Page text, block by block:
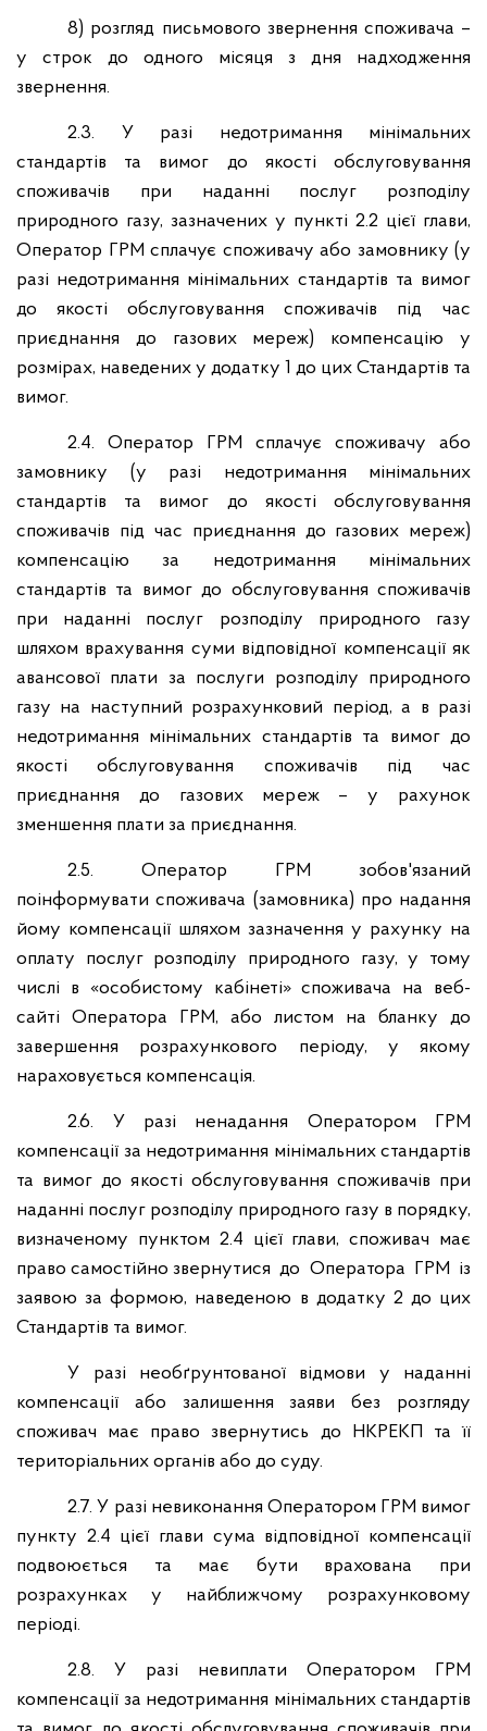
8) розгляд письмового звернення споживача –
у строк до одного місяця з дня надходження
звернення.
2.3. У разі недотримання мінімальних
стандартів та вимог до якості обслуговування
споживачів при наданні послуг розподілу
природного газу, зазначених у пункті 2.2 цієї глави,
Оператор ГРМ сплачує споживачу або замовнику (у
разі недотримання мінімальних стандартів та вимог
до якості обслуговування споживачів під час
приєднання до газових мереж) компенсацію у
розмірах, наведених у додатку 1 до цих Стандартів та
вимог.
2.4. Оператор ГРМ сплачує споживачу або
замовнику (у разі недотримання мінімальних
стандартів та вимог до якості обслуговування
споживачів під час приєднання до газових мереж)
компенсацію за недотримання мінімальних
стандартів та вимог до обслуговування споживачів
при наданні послуг розподілу природного газу
шляхом врахування суми відповідної компенсації як
авансової плати за послуги розподілу природного
газу на наступний розрахунковий період, а в разі
недотримання мінімальних стандартів та вимог до
якості обслуговування споживачів під час
приєднання до газових мереж – у рахунок
зменшення плати за приєднання.
2.5. Оператор ГРМ зобов'язаний
поінформувати споживача (замовника) про надання
йому компенсації шляхом зазначення у рахунку на
оплату послуг розподілу природного газу, у тому
числі в «особистому кабінеті» споживача на веб-
сайті Оператора ГРМ, або листом на бланку до
завершення розрахункового періоду, у якому
нараховується компенсація.
2.6. У разі ненадання Оператором ГРМ
компенсації за недотримання мінімальних стандартів
та вимог до якості обслуговування споживачів при
наданні послуг розподілу природного газу в порядку,
визначеному пунктом 2.4 цієї глави, споживач має
право самостійно звернутися до Оператора ГРМ із
заявою за формою, наведеною в додатку 2 до цих
Стандартів та вимог.
У разі необґрунтованої відмови у наданні
компенсації або залишення заяви без розгляду
споживач має право звернутись до НКРЕКП та її
територіальних органів або до суду.
2.7. У разі невиконання Оператором ГРМ вимог
пункту 2.4 цієї глави сума відповідної компенсації
подвоюється та має бути врахована при
розрахунках у найближчому розрахунковому
періоді.
2.8. У разі невиплати Оператором ГРМ
компенсації за недотримання мінімальних стандартів